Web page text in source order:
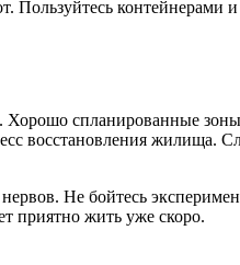
Пользуйтесь
Хорошо спланированные
восстановления жилища.
Не бойтесь
приятно жить уже скоро.